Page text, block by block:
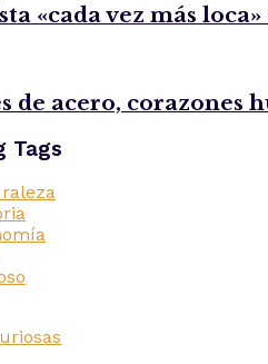
«cada vez más
de acero, corazones
Tags